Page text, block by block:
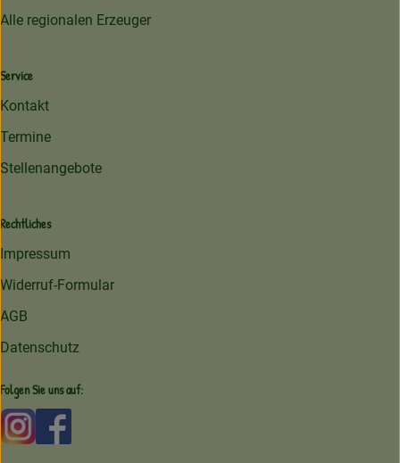
Alle regionalen Erzeuger
Service
Kontakt
Termine
Stellenangebote
Rechtliches
Impressum
Widerruf-Formular
AGB
Datenschutz
Folgen Sie uns auf:
Externer Link zu https://www.instagram.com/